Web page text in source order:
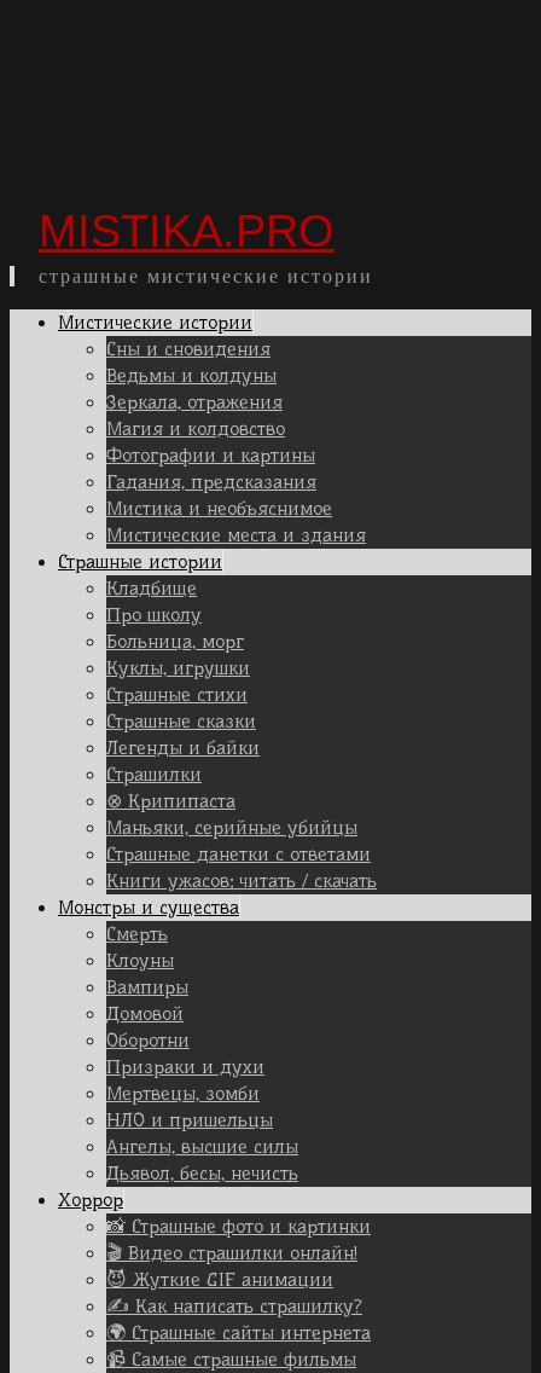
MISTIKA.PRO
страшные мистические истории
Skip
Мистические истории
Сны и сновидения
Ведьмы и колдуны
Зеркала, отражения
Магия и колдовство
Фотографии и картины
Гадания, предсказания
Мистика и необъяснимое
Мистические места и здания
Страшные истории
Кладбище
Про школу
Больница, морг
Куклы, игрушки
Страшные стихи
Страшные сказки
Легенды и байки
Страшилки
⊗ Крипипаста
Маньяки, серийные убийцы
Страшные данетки с ответами
Книги ужасов: читать / скачать
Монстры и существа
Смерть
Клоуны
Вампиры
Домовой
Оборотни
Призраки и духи
Мертвецы, зомби
НЛО и пришельцы
Ангелы, высшие силы
Дьявол, бесы, нечисть
Хоррор
📸 Страшные фото и картинки
🎬 Видео страшилки онлайн!
😈 Жуткие GIF анимации
✍ Как написать страшилку?
🌍 Страшные сайты интернета
📹 Самые страшные фильмы